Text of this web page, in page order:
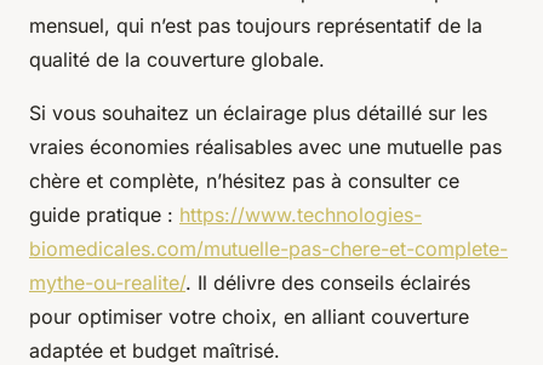
mensuel, qui n’est pas toujours représentatif de la
qualité de la couverture globale.
Si vous souhaitez un éclairage plus détaillé sur les
vraies économies réalisables avec une mutuelle pas
chère et complète, n’hésitez pas à consulter ce
guide pratique : https://www.technologies-
biomedicales.com/mutuelle-pas-chere-et-complete-
mythe-ou-realite/. Il délivre des conseils éclairés
pour optimiser votre choix, en alliant couverture
adaptée et budget maîtrisé.